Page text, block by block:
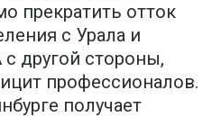
прекратить отток
с Урала и
другой стороны,
профессионалов.
получает